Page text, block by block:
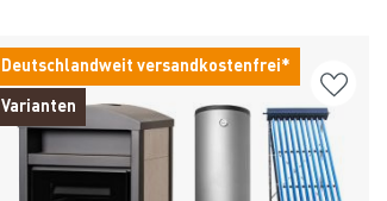
Deutschlandweit versandkostenfrei*
Varianten